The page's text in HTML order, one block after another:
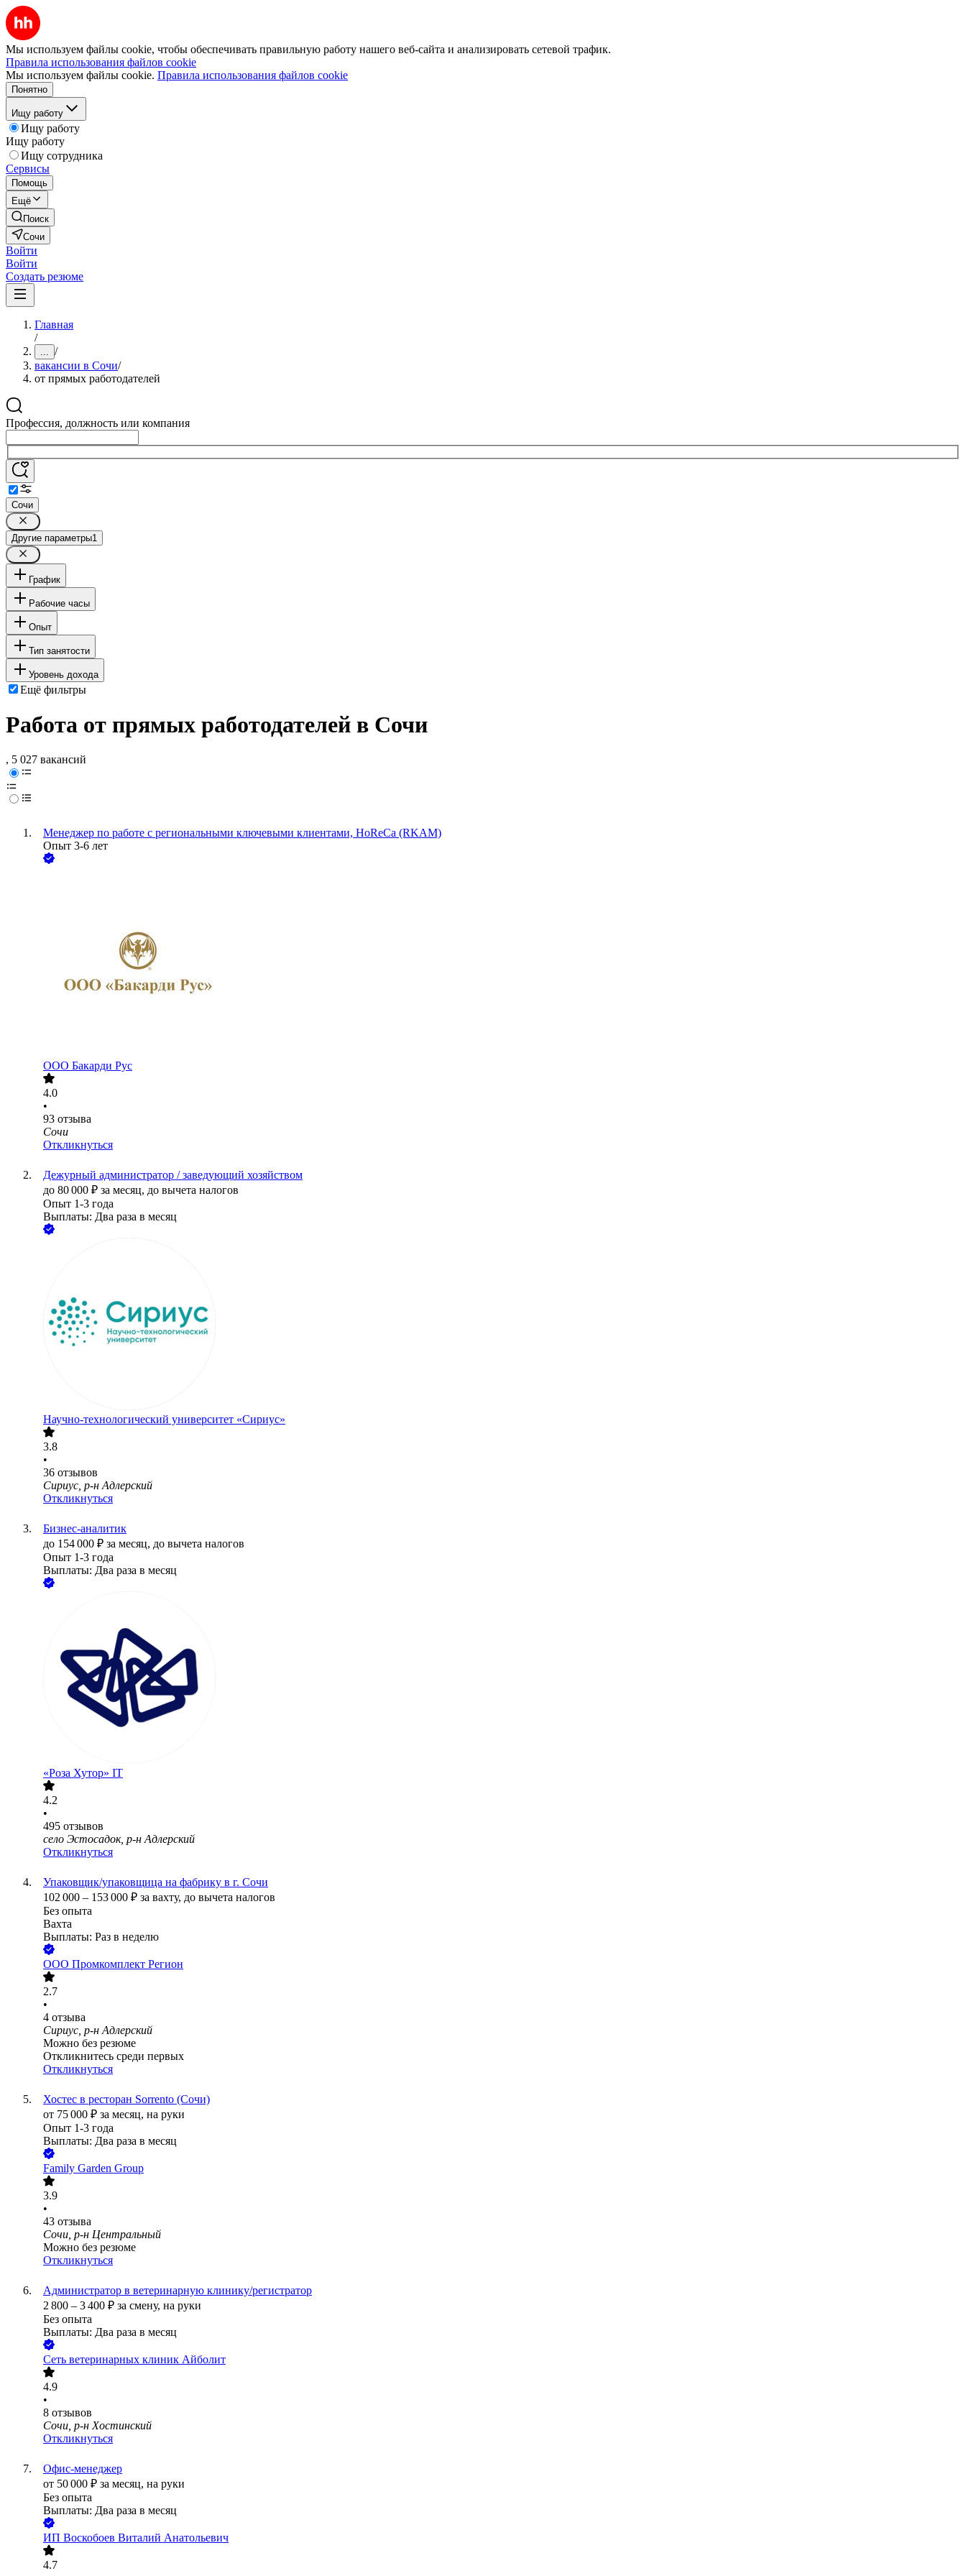
Мы используем файлы cookie, чтобы обеспечивать правильную работу нашего веб-сайта и анализировать сетевой трафик.
Правила использования файлов cookie
Мы используем файлы cookie. Правила использования файлов cookie
Понятно
Ищу работу
Ищу работу
Ищу работу
Ищу сотрудника
Сервисы
Помощь
Ещё
Поиск
Сочи
Войти
Войти
Создать резюме
Главная
/
... /
вакансии в Сочи/
от прямых работодателей
Профессия, должность или компания
Сочи
Другие параметры1
График
Рабочие часы
Опыт
Тип занятости
Уровень дохода
Ещё фильтры
Работа от прямых работодателей в Сочи
, 5 027 вакансий
Менеджер по работе с региональными ключевыми клиентами, HoReCa (RKAM)
Опыт 3-6 лет
ООО Бакарди Рус
4.0
•
93 отзыва
Сочи
Откликнуться
Дежурный администратор / заведующий хозяйством
до 80 000 ₽ за месяц, до вычета налогов
Опыт 1-3 года
Выплаты: Два раза в месяц
Научно-технологический университет «Сириус»
3.8
•
36 отзывов
Сириус, р-н Адлерский
Откликнуться
Бизнес-аналитик
до 154 000 ₽ за месяц, до вычета налогов
Опыт 1-3 года
Выплаты: Два раза в месяц
«Роза Хутор» IT
4.2
•
495 отзывов
село Эстосадок, р-н Адлерский
Откликнуться
Упаковщик/упаковщица на фабрику в г. Сочи
102 000 – 153 000 ₽ за вахту, до вычета налогов
Без опыта
Вахта
Выплаты: Раз в неделю
ООО Промкомплект Регион
2.7
•
4 отзыва
Сириус, р-н Адлерский
Можно без резюме
Откликнитесь среди первых
Откликнуться
Хостес в ресторан Sorrento (Сочи)
от 75 000 ₽ за месяц, на руки
Опыт 1-3 года
Выплаты: Два раза в месяц
Family Garden Group
3.9
•
43 отзыва
Сочи, р-н Центральный
Можно без резюме
Откликнуться
Администратор в ветеринарную клинику/регистратор
2 800 – 3 400 ₽ за смену, на руки
Без опыта
Выплаты: Два раза в месяц
Сеть ветеринарных клиник Айболит
4.9
•
8 отзывов
Сочи, р-н Хостинский
Откликнуться
Офис-менеджер
от 50 000 ₽ за месяц, на руки
Без опыта
Выплаты: Два раза в месяц
ИП Воскобоев Виталий Анатольевич
4.7